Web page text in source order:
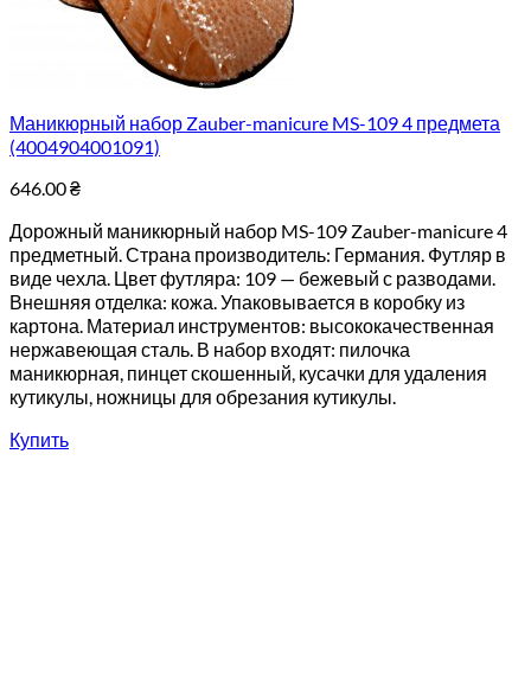
Маникюрный набор Zauber-manicure MS-109 4 предмета
(4004904001091)
646.00₴
Дорожный маникюрный набор MS-109 Zauber-manicure 4
предметный. Страна производитель: Германия. Футляр в
виде чехла. Цвет футляра: 109 — бежевый с разводами.
Внешняя отделка: кожа. Упаковывается в коробку из
картона. Материал инструментов: высококачественная
нержавеющая сталь. В набор входят: пилочка
маникюрная, пинцет скошенный, кусачки для удаления
кутикулы, ножницы для обрезания кутикулы.
Купить